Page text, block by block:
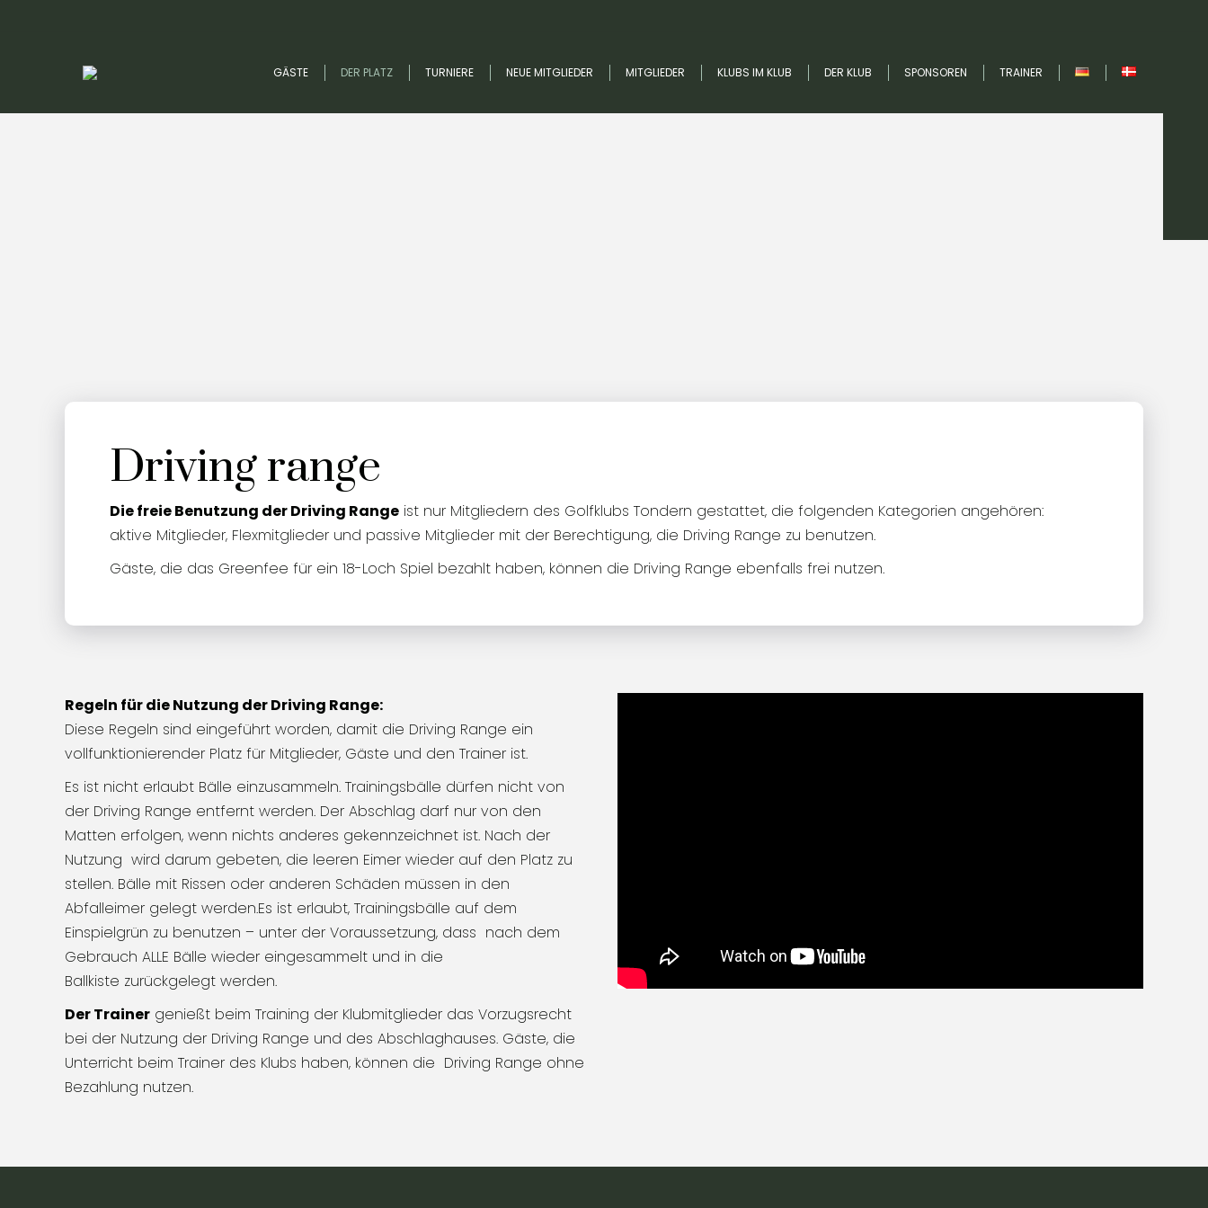
GÄSTE DER PLATZ TURNIERE NEUE MITGLIEDER MITGLIEDER KLUBS IM KLUB DER KLUB SPONSOREN TRAINER
Driving range
Die freie Benutzung der Driving Range ist nur Mitgliedern des Golfklubs Tondern gestattet, die folgenden Kategorien angehören:
aktive Mitglieder, Flexmitglieder und passive Mitglieder mit der Berechtigung, die Driving Range zu benutzen.
Gäste, die das Greenfee für ein 18-Loch Spiel bezahlt haben, können die Driving Range ebenfalls frei nutzen.
Regeln für die Nutzung der Driving Range:
Diese Regeln sind eingeführt worden, damit die Driving Range ein
vollfunktionierender Platz für Mitglieder, Gäste und den Trainer ist.
Es ist nicht erlaubt Bälle einzusammeln. Trainingsbälle dürfen nicht von
der Driving Range entfernt werden. Der Abschlag darf nur von den
Matten erfolgen, wenn nichts anderes gekennzeichnet ist. Nach der
Nutzung wird darum gebeten, die leeren Eimer wieder auf den Platz zu
stellen. Bälle mit Rissen oder anderen Schäden müssen in den
Abfalleimer gelegt werden.Es ist erlaubt, Trainingsbälle auf dem
Einspielgrün zu benutzen – unter der Voraussetzung, dass nach dem
Gebrauch ALLE Bälle wieder eingesammelt und in die
Ballkiste zurückgelegt werden.
Der Trainer genießt beim Training der Klubmitglieder das Vorzugsrecht
bei der Nutzung der Driving Range und des Abschlaghauses. Gäste, die
Unterricht beim Trainer des Klubs haben, können die Driving Range ohne
Bezahlung nutzen.